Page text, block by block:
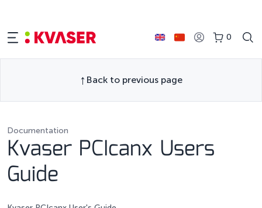
0
Back to previous page
Documentation
Kvaser PCIcanx Users
Guide